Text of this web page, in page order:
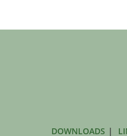
DOWNLOADS